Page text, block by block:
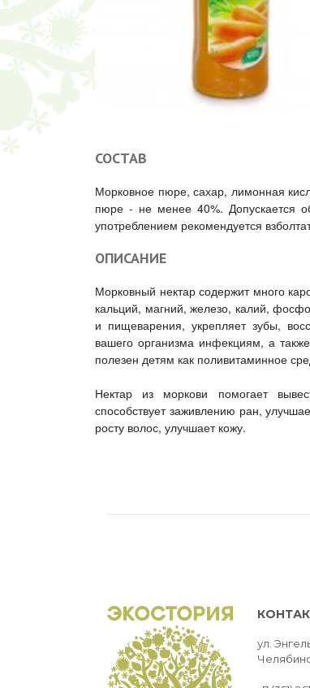
СОСТАВ
Морковное пюре, сахар, лимонная
пюре - не менее 40%. Допускается
употреблением рекомендуется
ОПИСАНИЕ
Морковный нектар содержит много
кальций, магний, железо, калий,
и пищеварения, укрепляет зубы,
вашего организма инфекциям, а
полезен детям как поливитаминное
Нектар из моркови помогает
способствует заживлению ран,
росту волос, улучшает кожу.
ул.